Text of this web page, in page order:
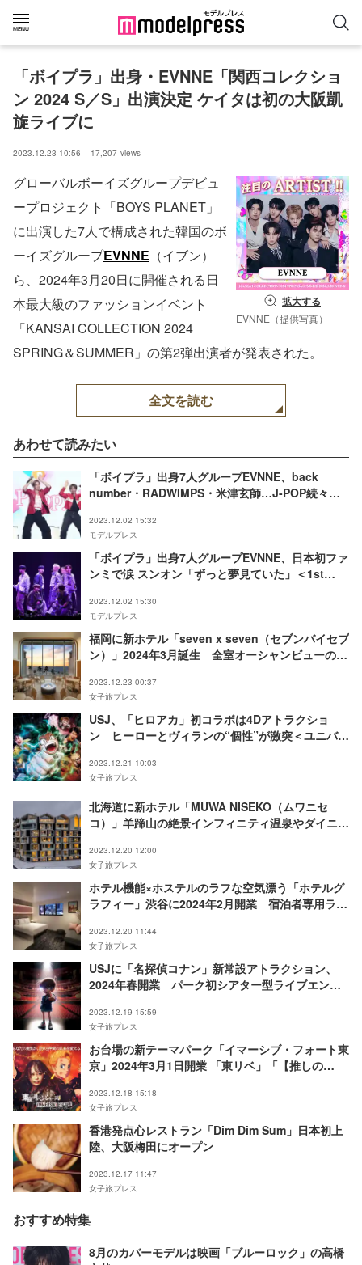
「ボイプラ」出身・EVNNE「関西コレクショ
ン 2024 S／S」出演決定 ケイタは初の大阪凱
旋ライブに
2023.12.23 10:56 17,207 views
拡大する
EVNNE（提供写真）
グローバルボーイズグループデビュ
ープロジェクト「BOYS PLANET」
に出演した7人で構成された韓国のボ
ーイズグループEVNNE （イブン）
ら、2024年3⽉20⽇に開催される⽇
本最⼤級のファッションイベント
「KANSAI COLLECTION 2024
SPRING＆SUMMER」の第2弾出演者が発表された。
全文を読む
あわせて読みたい
「ボイプラ」出身7人グループEVNNE、back
number・RADWIMPS・米津玄師…J-POP続々カ
Fanmeeting [Good EVNNEing] in Japanレポ＞
2023.12.02 15:32
モデルプレス
「ボイプラ」出身7人グループEVNNE、日本初ファ
ンミで涙 スンオン「ずっと夢見ていた」＜1st
セットリスト＞
2023.12.02 15:30
モデルプレス
福岡に新ホテル「seven x seven（セブンバイセブ
ン）」2024年3月誕生 全室オーシャンビューの客
2023.12.23 00:37
女子旅プレス
USJ、「ヒロアカ」初コラボは4Dアトラクショ
ン ヒーローとヴィランの“個性”が激突＜ユニバー
2023.12.21 10:03
女子旅プレス
北海道に新ホテル「MUWA NISEKO（ムワニセ
コ）」羊蹄山の絶景インフィニティ温泉やダイニン
2023.12.20 12:00
女子旅プレス
ホテル機能×ホステルのラフな空気漂う「ホテルグ
ラフィー」渋谷に2024年2月開業 宿泊者専用ラウ
2023.12.20 11:44
女子旅プレス
USJに「名探偵コナン」新常設アトラクション、
2024年春開業 パーク初シアター型ライブエンタ
2023.12.19 15:59
女子旅プレス
お台場の新テーマパーク「イマーシブ・フォート東
京」2024年3月1日開業 「東リベ」「【推しの
2023.12.18 15:18
女子旅プレス
香港発点心レストラン「Dim Dim Sum」日本初上
陸、大阪梅田にオープン
2023.12.17 11:47
女子旅プレス
おすすめ特集
8月のカバーモデルは映画「ブルーロック」の高橋